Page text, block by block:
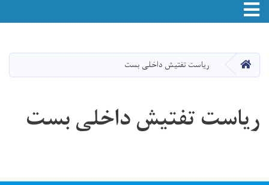
دانګل
Toggle navigation
HOME ریاست تفتیش داخلی بست
ریاست تفتیش داخلی بست